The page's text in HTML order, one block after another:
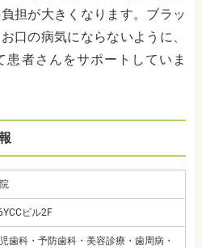
担が大きくなります。ブラッ
口の病気にならないように、
患者さんをサポートしていま
ビル2F
歯科・予防歯科・美容診療・歯周病・